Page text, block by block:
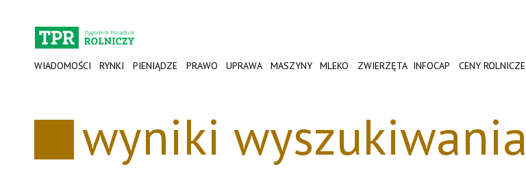
WIADOMOŚCI RYNKI PIENIĄDZE PRAWO UPRAWA MASZYNY MLEKO ZWIERZĘTA INFOCAP CENY ROLNICZE
wyniki wyszukiwania